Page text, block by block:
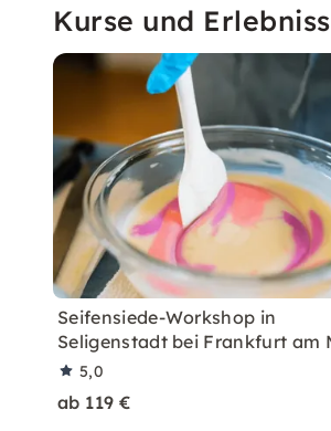
Kurse und
Seifensiede-Workshop in
Seligenstadt bei Frankfurt am
5,0
ab 119 €